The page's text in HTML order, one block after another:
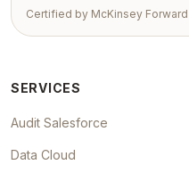
Certified by McKinsey Forward
SERVICES
Audit Salesforce
Data Cloud